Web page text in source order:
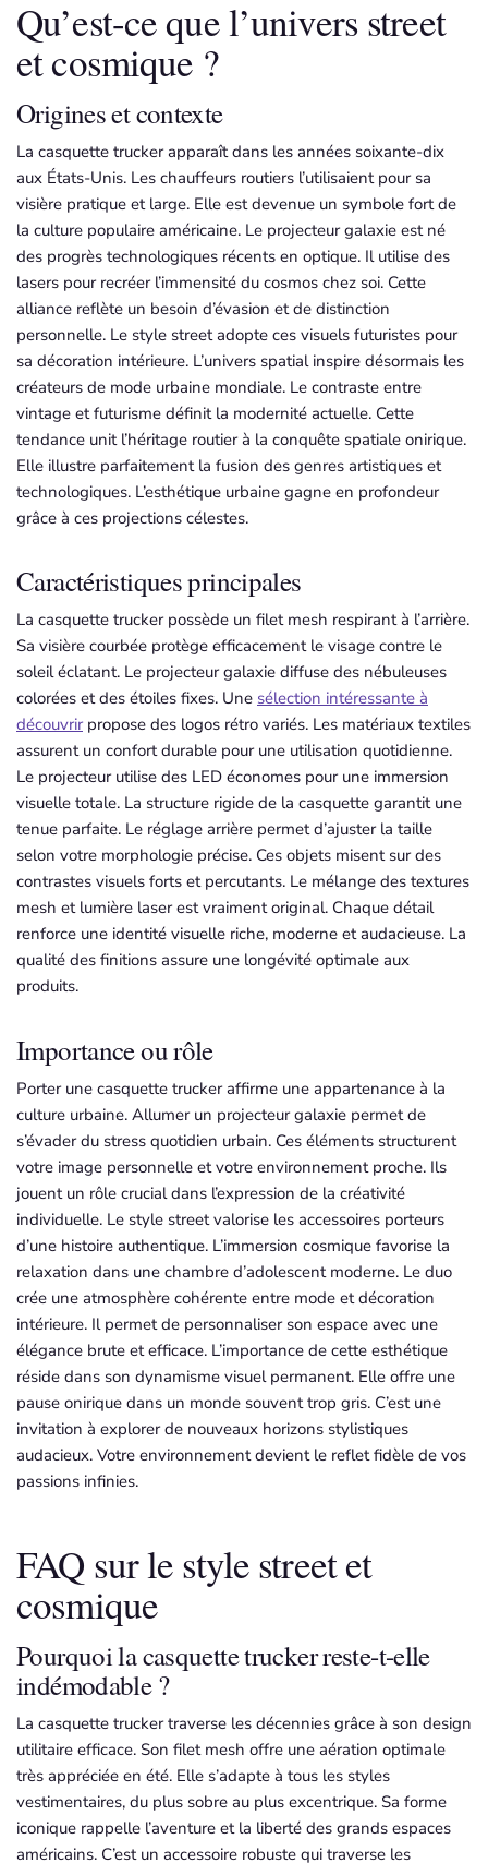
Qu’est-ce que l’univers street
et cosmique ?
Origines et contexte
La casquette trucker apparaît dans les années soixante-dix
aux États-Unis. Les chauffeurs routiers l’utilisaient pour sa
visière pratique et large. Elle est devenue un symbole fort de
la culture populaire américaine. Le projecteur galaxie est né
des progrès technologiques récents en optique. Il utilise des
lasers pour recréer l’immensité du cosmos chez soi. Cette
alliance reflète un besoin d’évasion et de distinction
personnelle. Le style street adopte ces visuels futuristes pour
sa décoration intérieure. L’univers spatial inspire désormais les
créateurs de mode urbaine mondiale. Le contraste entre
vintage et futurisme définit la modernité actuelle. Cette
tendance unit l’héritage routier à la conquête spatiale onirique.
Elle illustre parfaitement la fusion des genres artistiques et
technologiques. L’esthétique urbaine gagne en profondeur
grâce à ces projections célestes.
Caractéristiques principales
La casquette trucker possède un filet mesh respirant à l’arrière.
Sa visière courbée protège efficacement le visage contre le
soleil éclatant. Le projecteur galaxie diffuse des nébuleuses
colorées et des étoiles fixes. Une sélection intéressante à
découvrirpropose des logos rétro variés. Les matériaux textiles
assurent un confort durable pour une utilisation quotidienne.
Le projecteur utilise des LED économes pour une immersion
visuelle totale. La structure rigide de la casquette garantit une
tenue parfaite. Le réglage arrière permet d’ajuster la taille
selon votre morphologie précise. Ces objets misent sur des
contrastes visuels forts et percutants. Le mélange des textures
mesh et lumière laser est vraiment original. Chaque détail
renforce une identité visuelle riche, moderne et audacieuse. La
qualité des finitions assure une longévité optimale aux
produits.
Importance ou rôle
Porter une casquette trucker affirme une appartenance à la
culture urbaine. Allumer un projecteur galaxie permet de
s’évader du stress quotidien urbain. Ces éléments structurent
votre image personnelle et votre environnement proche. Ils
jouent un rôle crucial dans l’expression de la créativité
individuelle. Le style street valorise les accessoires porteurs
d’une histoire authentique. L’immersion cosmique favorise la
relaxation dans une chambre d’adolescent moderne. Le duo
crée une atmosphère cohérente entre mode et décoration
intérieure. Il permet de personnaliser son espace avec une
élégance brute et efficace. L’importance de cette esthétique
réside dans son dynamisme visuel permanent. Elle offre une
pause onirique dans un monde souvent trop gris. C’est une
invitation à explorer de nouveaux horizons stylistiques
audacieux. Votre environnement devient le reflet fidèle de vos
passions infinies.
FAQ sur le style street et
cosmique
Pourquoi la casquette trucker reste-t-elle
indémodable ?
La casquette trucker traverse les décennies grâce à son design
utilitaire efficace. Son filet mesh offre une aération optimale
très appréciée en été. Elle s’adapte à tous les styles
vestimentaires, du plus sobre au plus excentrique. Sa forme
iconique rappelle l’aventure et la liberté des grands espaces
américains. C’est un accessoire robuste qui traverse les